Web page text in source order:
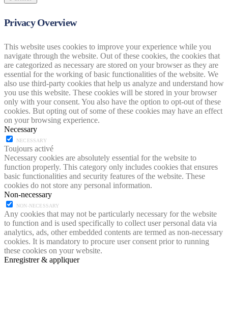
Privacy Overview
This website uses cookies to improve your experience while you
navigate through the website. Out of these cookies, the cookies that
are categorized as necessary are stored on your browser as they are
essential for the working of basic functionalities of the website. We
also use third-party cookies that help us analyze and understand how
you use this website. These cookies will be stored in your browser
only with your consent. You also have the option to opt-out of these
cookies. But opting out of some of these cookies may have an effect
on your browsing experience.
Necessary
NECESSARY
Toujours activé
Necessary cookies are absolutely essential for the website to
function properly. This category only includes cookies that ensures
basic functionalities and security features of the website. These
cookies do not store any personal information.
Non-necessary
NON-NECESSARY
Any cookies that may not be particularly necessary for the website
to function and is used specifically to collect user personal data via
analytics, ads, other embedded contents are termed as non-necessary
cookies. It is mandatory to procure user consent prior to running
these cookies on your website.
Enregistrer & appliquer